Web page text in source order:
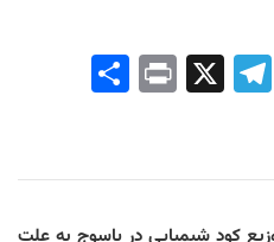
Yah
Tel
Pri
کود شیمیایی در یاسوج به علت